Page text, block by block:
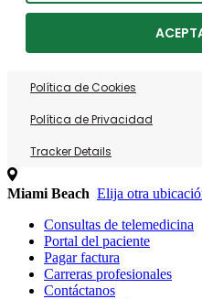
Política de Cookies
Política de Privacidad
Tracker Details
Miami Beach Elija otra
Consultas de telemedicina
Portal del paciente
Pagar factura
Carreras profesionales
Contáctanos